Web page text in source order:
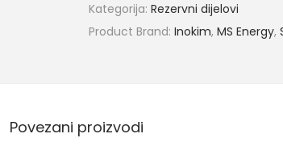
Kategorija: Rezervni dijelovi
Product Brand: Inokim, MS Energy,
Povezani proizvodi